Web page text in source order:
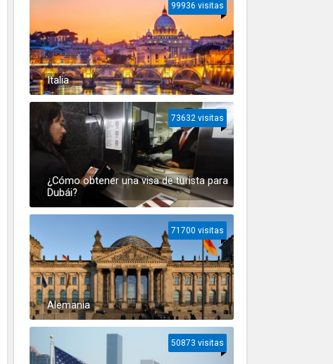
Italia
99936 visitas
¿Cómo obtener una visa de turista para
Dubái?
73632 visitas
Alemania
71700 visitas
50873 visitas